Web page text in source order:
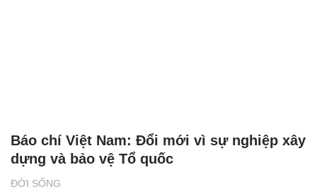
ĐỜI SỐNG
Báo chí Việt Nam: Đổi mới vì sự nghiệp xây
dựng và bảo vệ Tổ quốc